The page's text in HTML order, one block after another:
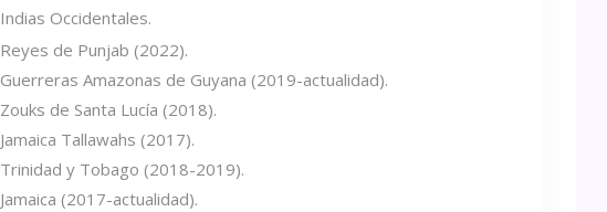
Indias Occidentales.
Reyes de Punjab (2022).
Guerreras Amazonas de Guyana (2019-actualidad).
Zouks de Santa Lucía (2018).
Jamaica Tallawahs (2017).
Trinidad y Tobago (2018-2019).
Jamaica (2017-actualidad).